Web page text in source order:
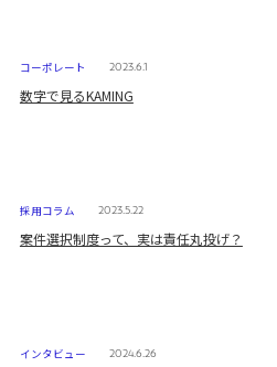
コーポレート 2023.6.1
数字で見るKAMING
採用コラム 2023.5.22
案件選択制度って、実は責任丸投げ？
インタビュー 2024.6.26